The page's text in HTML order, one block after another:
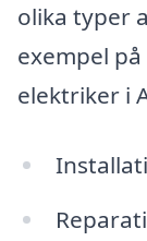
olika typer
exempel
elektriker i